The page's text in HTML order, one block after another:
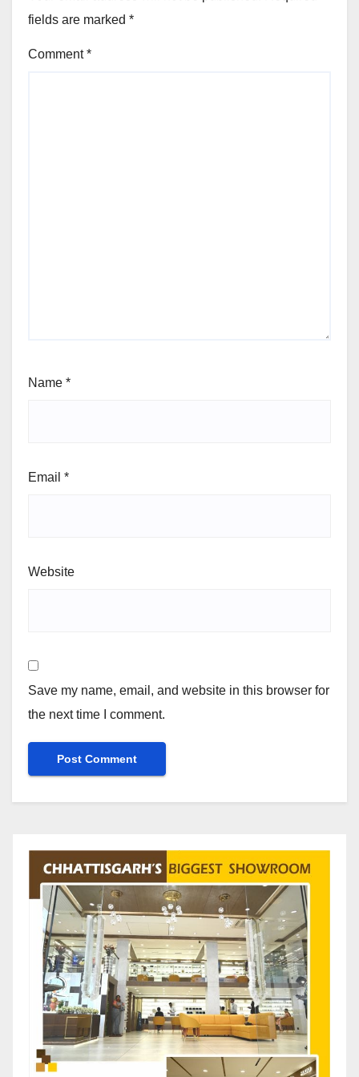
fields are marked *
Comment*
Name *
Email *
Website
Save my name, email, and website in this browser for
the next time I comment.